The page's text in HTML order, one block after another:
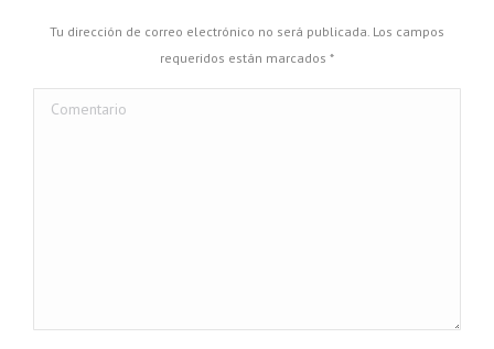
Tu dirección de correo electrónico no será publicada. Los campos
requeridos están marcados *
Comentario